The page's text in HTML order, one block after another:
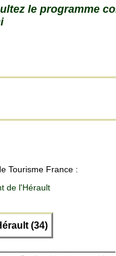
le programme
Tourisme France :
de l'Hérault
(34)